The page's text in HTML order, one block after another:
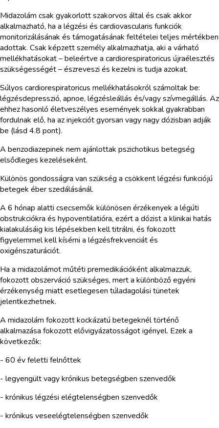
Midazolám csak gyakorlott szakorvos által és csak akkor
alkalmazható, ha a légzési és cardiovascularis funkciók
monitorizálásának és támogatásának feltételei teljes mértékben
adottak. Csak képzett személy alkalmazhatja, aki a várható
mellékhatásokat – beleértve a cardiorespiratoricus újraélesztés
szükségességét – észreveszi és kezelni is tudja azokat.
Súlyos cardiorespiratoricus mellékhatásokról számoltak be:
légzésdepresszió, apnoe, légzésleállás és/vagy szívmegállás. Az
ehhez hasonló életveszélyes események sokkal gyakrabban
fordulnak elő, ha az injekciót gyorsan vagy nagy dózisban adják
be (lásd 4.8 pont).
A benzodiazepinek nem ajánlottak pszichotikus betegség
elsődleges kezeléseként.
Különös gondosságra van szükség a csökkent légzési funkciójú
betegek éber szedálásánál.
A 6 hónap alatti csecsemők különösen érzékenyek a légúti
obstrukciókra és hypoventilatióra, ezért a dózist a klinikai hatás
kialakulásáig kis lépésekben kell titrálni, és fokozott
figyelemmel kell kísérni a légzésfrekvenciát és
oxigénszaturációt.
Ha a midazolámot műtéti premedikációként alkalmazzuk,
fokozott obszerváció szükséges, mert a különböző egyéni
érzékenység miatt esetlegesen túladagolási tünetek
jelentkezhetnek.
A midazolám fokozott kockázatú betegeknél történő
alkalmazása fokozott elővigyázatosságot igényel. Ezek a
következők:
- 60 év feletti felnőttek
- legyengült vagy krónikus betegségben szenvedők
- krónikus légzési elégtelenségben szenvedők
- krónikus veseelégtelenségben szenvedők